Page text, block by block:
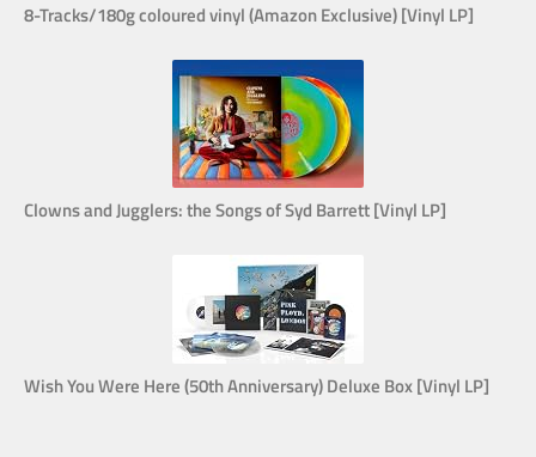
8-Tracks/180g coloured vinyl (Amazon Exclusive) [Vinyl LP]
Clowns and Jugglers: the Songs of Syd Barrett [Vinyl LP]
Wish You Were Here (50th Anniversary) Deluxe Box [Vinyl LP]